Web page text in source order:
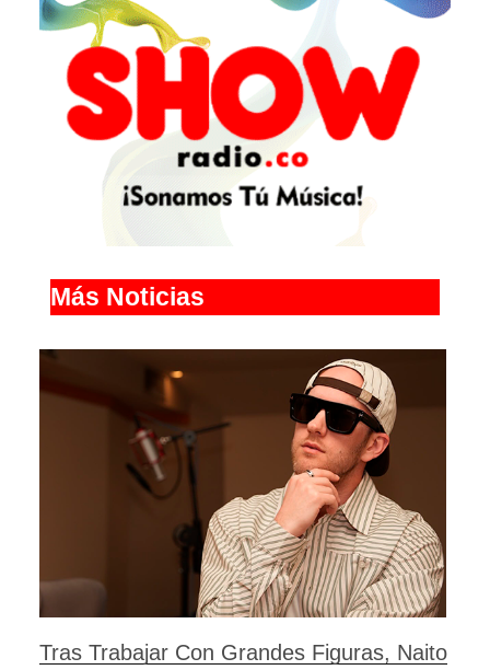
Más Noticias
Tras Trabajar Con Grandes Figuras, Naito